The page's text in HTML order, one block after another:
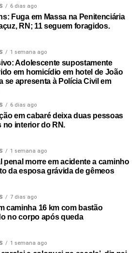
6 dias ago
Fuga em Massa na Penitenciária
RN; 11 seguem foragidos.
1 semana ago
Adolescente supostamente
em homicídio em hotel de João
se apresenta à Polícia Civil em
6 dias ago
em cabaré deixa duas pessoas
no interior do RN.
1 semana ago
penal morre em acidente a caminho
da esposa grávida de gêmeos
7 dias ago
caminha 16 km com bastão
no corpo após queda
1 semana ago